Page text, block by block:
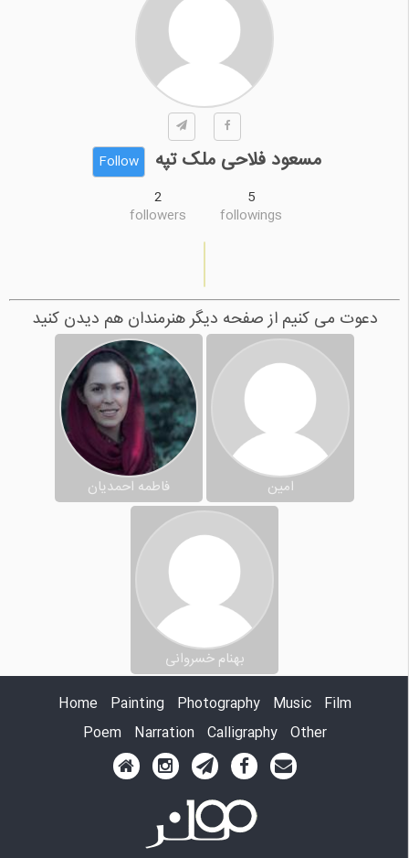
مسعود فلاحی ملک تپه
Follow
5
followings
2
followers
دعوت می کنیم از صفحه دیگر هنرمندان هم دیدن کنید
امین فاطمه احمدیان
بهنام خسروانی
Home
Painting Photography Music
Film
Poem
Narration Calligraphy Other